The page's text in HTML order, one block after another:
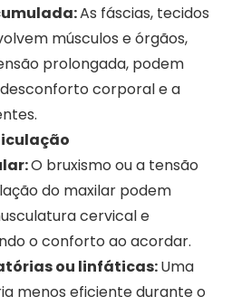
As fáscias, tecidos
músculos e órgãos,
prolongada, podem
corporal e a
O bruxismo ou a tensão
do maxilar podem
cervical e
o conforto ao acordar.
ou linfáticas:Uma
menos eficiente durante o